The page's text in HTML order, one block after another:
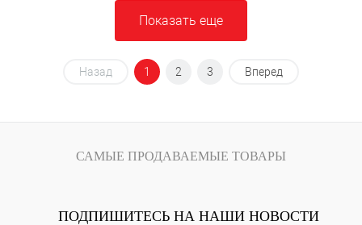
Показать еще
Назад 1 2 3 Вперед
САМЫЕ ПРОДАВАЕМЫЕ ТОВАРЫ
ПОДПИШИТЕСЬ НА НАШИ НОВОСТИ